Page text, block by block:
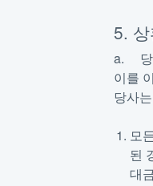
5.
a. 당
이를
당사
모
된
대